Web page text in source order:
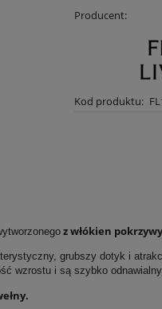
Producent:
Kod produktu:
z włókien
grubszy dotyk i
wzrostu i są szybko